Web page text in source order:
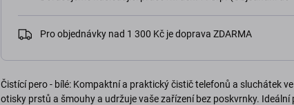
Pro objednávky nad 1 300 Kč je doprava ZDARMA
Čistící pero - bílé: Kompaktní a praktický čistič telefonů a sluchátek
otisky prstů a šmouhy a udržuje vaše zařízení bez poskvrnky. Ideální